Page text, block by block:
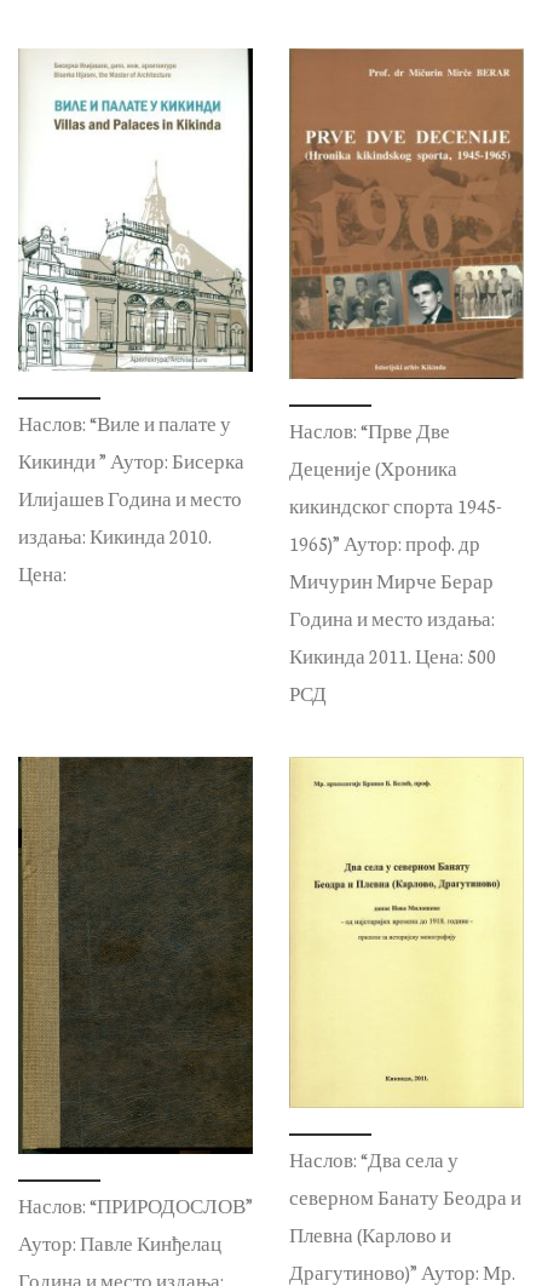
Наслов: “Виле и палате у
Кикинди ” Аутор: Бисерка
Илијашев Година и место
издања: Кикинда 2010.
Цена:
Наслов: “Прве Две
Деценије (Хроника
кикиндског спорта 1945-
1965)” Аутор: проф. др
Мичурин Мирче Берар
Година и место издања:
Кикинда 2011. Цена: 500
РСД
Наслов: “ПРИРОДОСЛОВ”
Аутор: Павле Кинђелац
Наслов: “Два села у
северном Банату Беодра и
Плевна (Карлово и
Драгутиново)” Аутор: Мр.